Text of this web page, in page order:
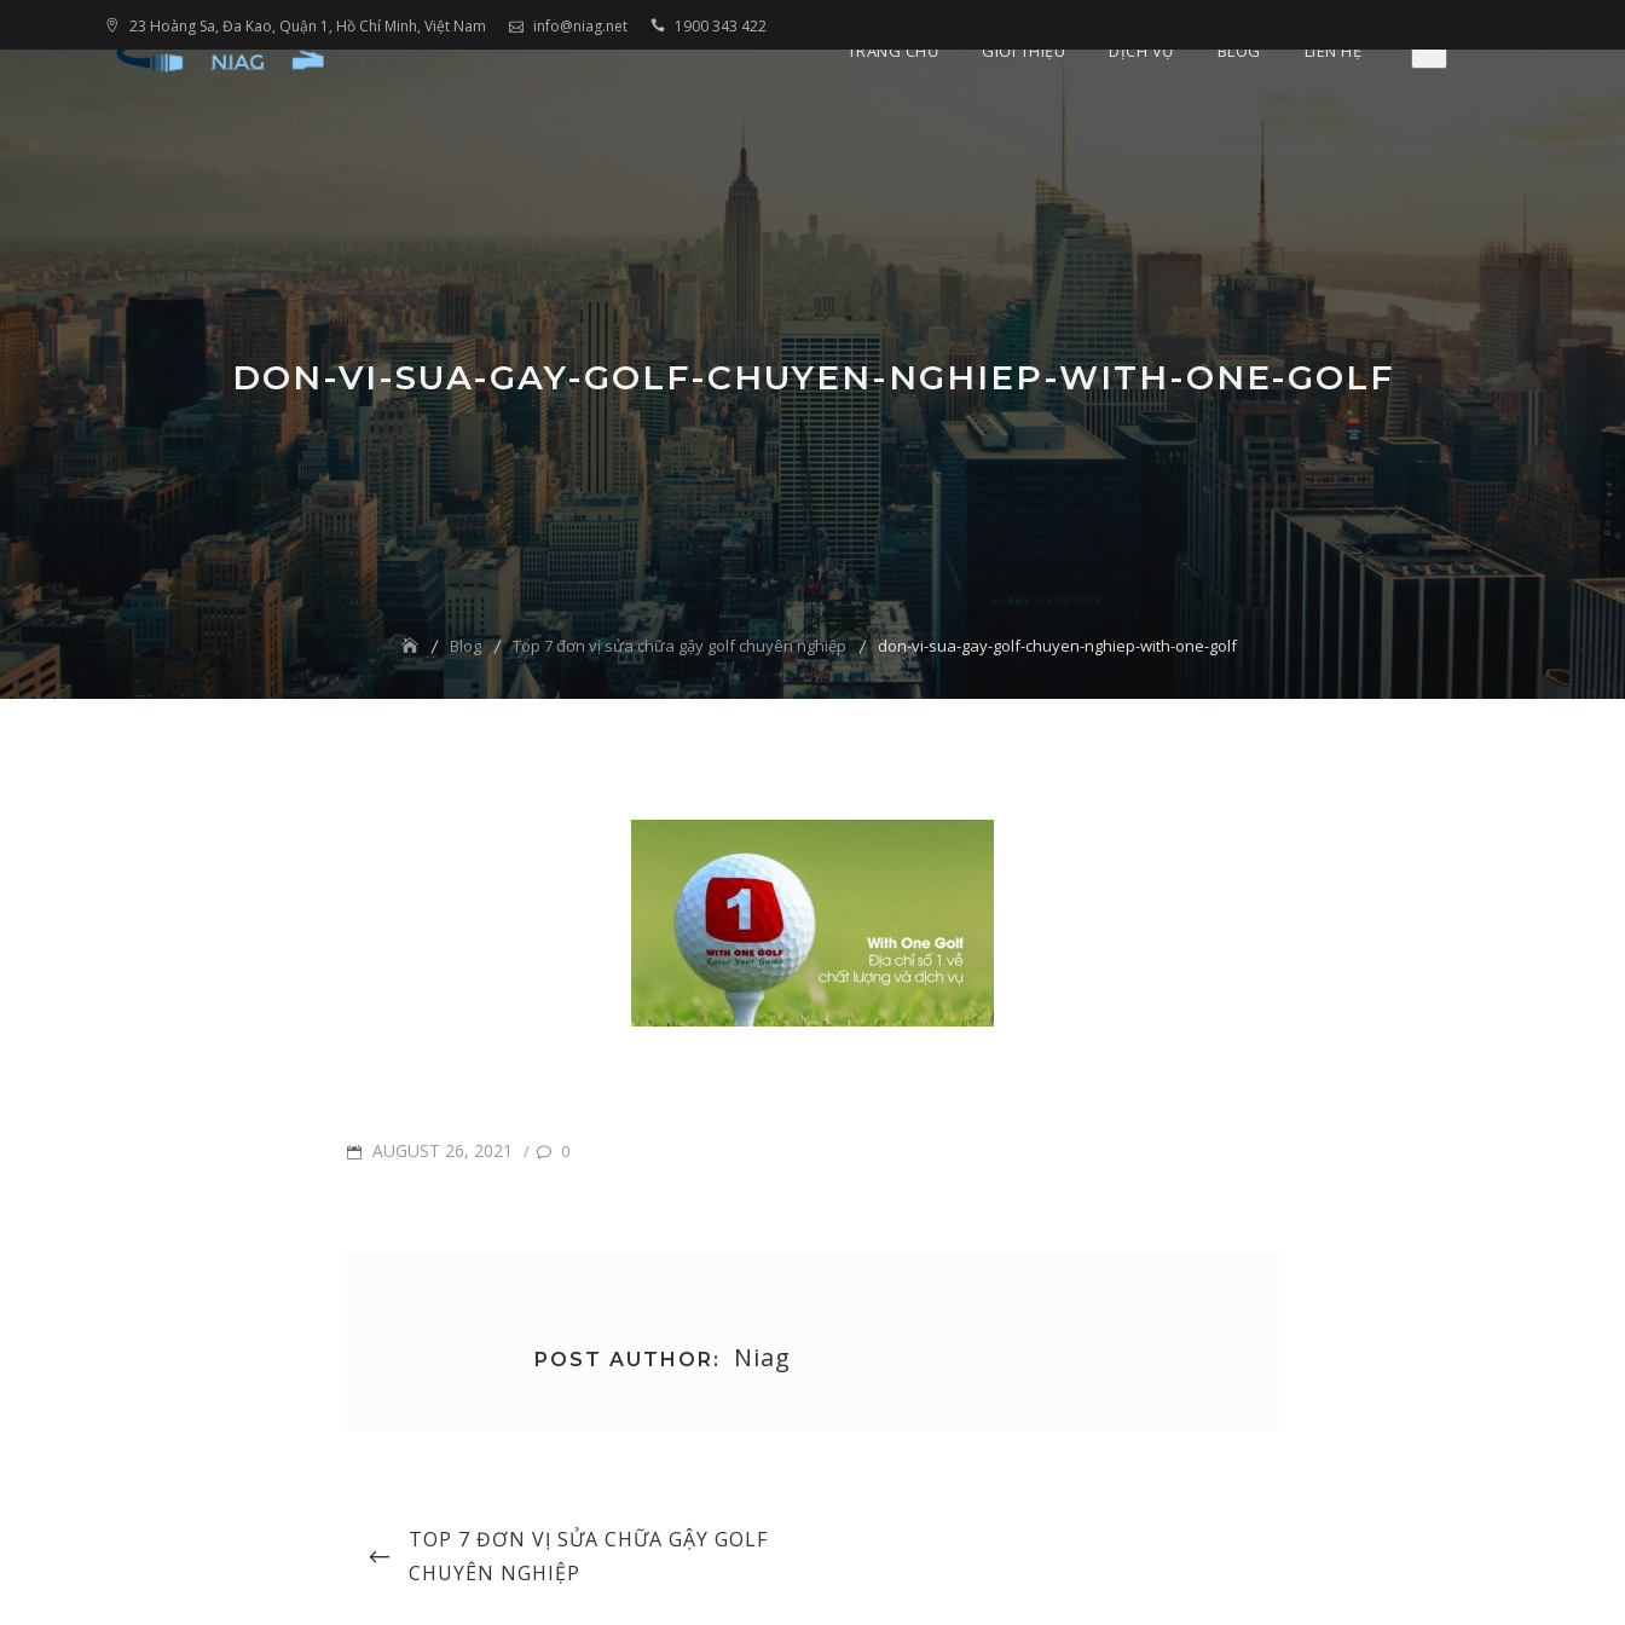
to
23 Hoàng Sa, Đa Kao, Quận 1, Hồ Chí Minh, Việt Nam info@niag.net 1900 343 422
TRANG CHỦ GIỚI THIỆU DỊCH VỤ BLOG LIÊN HỆ
DON-VI-SUA-GAY-GOLF-CHUYEN-NGHIEP-WITH-ONE-GOLF
Blog Top 7 đơn vị sửa chữa gậy golf chuyên nghiệp don-vi-sua-gay-golf-chuyen-nghiep-with-one-golf
POSTED
AUGUST 26, 2021 / 0
POST AUTHOR: Niag
Post
navigation
PREVIOUS
POST
TOP 7 ĐƠN VỊ SỬA CHỮA GẬY GOLF
CHUYÊN NGHIỆP